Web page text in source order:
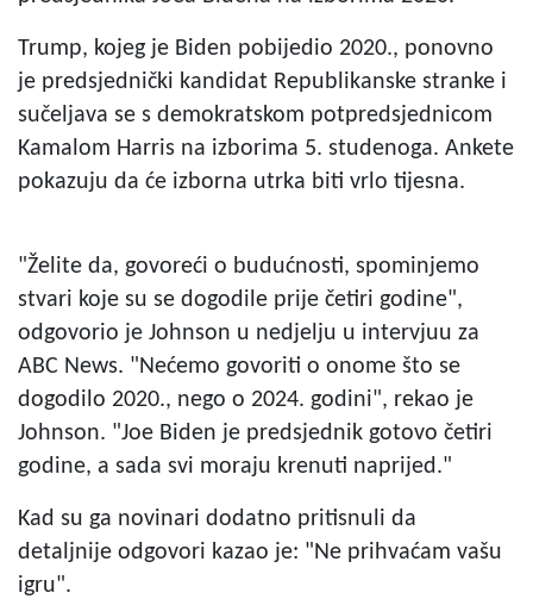
Trump, kojeg je Biden pobijedio 2020., ponovno
je predsjednički kandidat Republikanske stranke i
sučeljava se s demokratskom potpredsjednicom
Kamalom Harris na izborima 5. studenoga. Ankete
pokazuju da će izborna utrka biti vrlo tijesna.
"Želite da, govoreći o budućnosti, spominjemo
stvari koje su se dogodile prije četiri godine",
odgovorio je Johnson u nedjelju u intervjuu za
ABC News. "Nećemo govoriti o onome što se
dogodilo 2020., nego o 2024. godini", rekao je
Johnson. "Joe Biden je predsjednik gotovo četiri
godine, a sada svi moraju krenuti naprijed."
Kad su ga novinari dodatno pritisnuli da
detaljnije odgovori kazao je: "Ne prihvaćam vašu
igru".